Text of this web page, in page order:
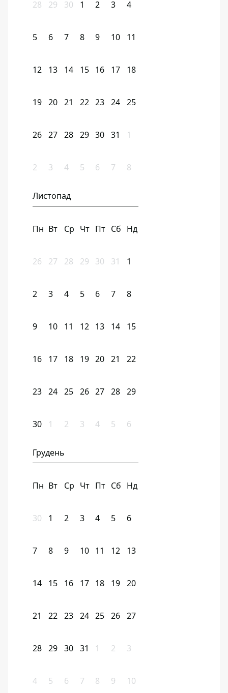
28 29 30 1 2 3 4
5 6 7 8 9 10 11
12 13 14 15 16 17 18
19 20 21 22 23 24 25
26 27 28 29 30 31 1
2 3 4 5 6 7 8
Листопад
Пн Вт Ср Чт Пт Сб Нд
26 27 28 29 30 31 1
2 3 4 5 6 7 8
9 10 11 12 13 14 15
16 17 18 19 20 21 22
23 24 25 26 27 28 29
30 1 2 3 4 5 6
Грудень
Пн Вт Ср Чт Пт Сб Нд
30 1 2 3 4 5 6
7 8 9 10 11 12 13
14 15 16 17 18 19 20
21 22 23 24 25 26 27
28 29 30 31 1 2 3
4 5 6 7 8 9 10